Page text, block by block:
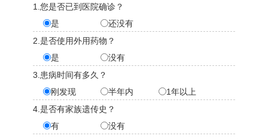
1.您是否已到医院确诊？
是
还没有
2.是否使用外用药物？
是
没有
3.患病时间有多久？
刚发现
半年内
1年以上
4.是否有家族遗传史？
有
没有